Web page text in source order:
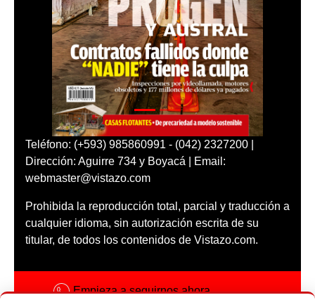
Teléfono: (+593) 985860991 - (042) 2327200 |
Dirección: Aguirre 734 y Boyacá | Email:
webmaster@vistazo.com
Prohibida la reproducción total, parcial y traducción a
cualquier idioma, sin autorización escrita de su
titular, de todos los contenidos de Vistazo.com.
Empieza a seguirnos ahora